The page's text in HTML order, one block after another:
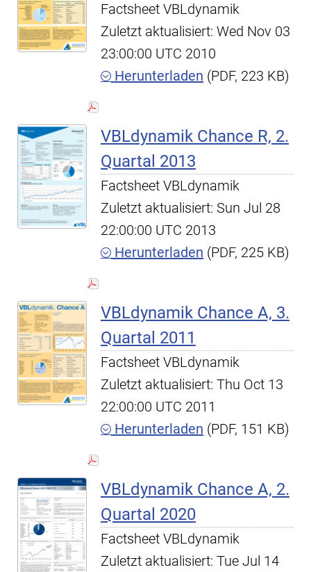
Factsheet VBLdynamik
Zuletzt aktualisiert: Wed Nov 03
23:00:00 UTC 2010
Herunterladen (PDF, 223 KB)
VBLdynamik Chance R, 2.
Quartal 2013
Factsheet VBLdynamik
Zuletzt aktualisiert: Sun Jul 28
22:00:00 UTC 2013
Herunterladen (PDF, 225 KB)
VBLdynamik Chance A, 3.
Quartal 2011
Factsheet VBLdynamik
Zuletzt aktualisiert: Thu Oct 13
22:00:00 UTC 2011
Herunterladen (PDF, 151 KB)
VBLdynamik Chance A, 2.
Quartal 2020
Factsheet VBLdynamik
Zuletzt aktualisiert: Tue Jul 14